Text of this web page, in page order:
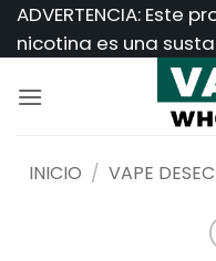
Saltar
ADVERTENCIA: Este
nicotina es una
INICIO / VAPE